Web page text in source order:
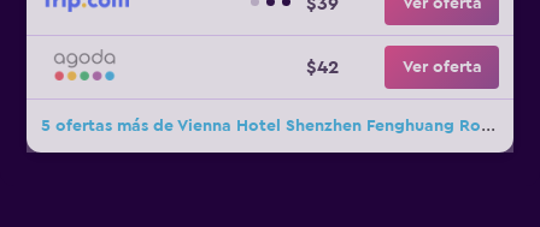
Ver oferta
$42 Ver oferta
5 ofertas más de Vienna Hotel Shenzhen Fenghuang Road